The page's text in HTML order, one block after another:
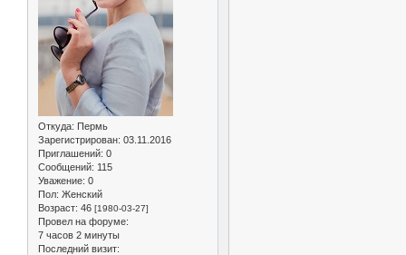
Откуда: Пермь
Зарегистрирован: 03.11.2016
Приглашений: 0
Сообщений: 115
Уважение: 0
Пол: Женский
Возраст: 46 [1980-03-27]
Провел на форуме:
7 часов 2 минуты
Последний визит: